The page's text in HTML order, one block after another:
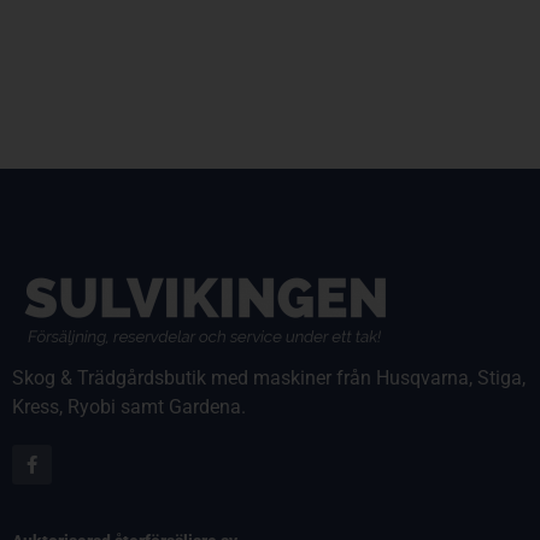
Skog & Trädgårdsbutik med maskiner från Husqvarna, Stiga,
Kress, Ryobi samt Gardena.